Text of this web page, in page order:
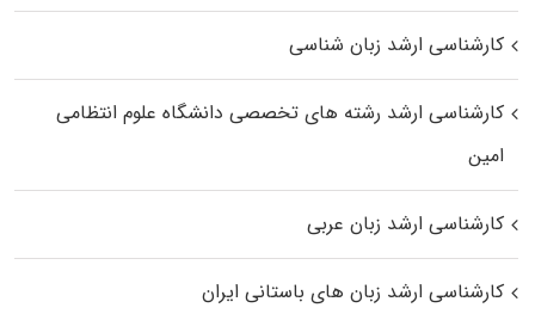
کارشناسی ارشد زبان شناسی
کارشناسی ارشد رﺷﺘﻪ ﻫﺎی تخصصی داﻧﺸﮕﺎه ﻋﻠﻮم انتظامی
اﻣﻴﻦ
کارشناسی ارشد زبان عربی
کارشناسی ارشد زبان‌ های باستانی ایران